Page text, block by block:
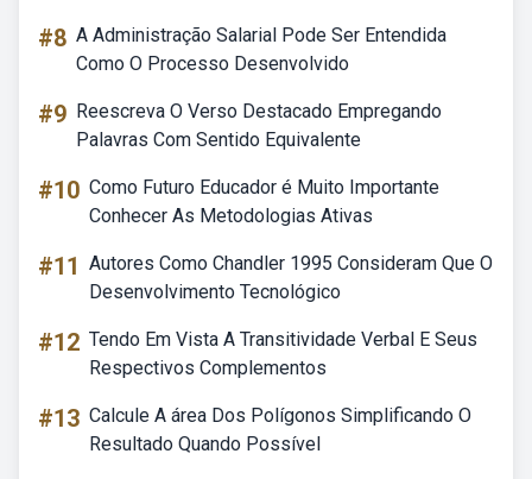
#8 A Administração Salarial Pode Ser Entendida
Como O Processo Desenvolvido
#9 Reescreva O Verso Destacado Empregando
Palavras Com Sentido Equivalente
#10 Como Futuro Educador é Muito Importante
Conhecer As Metodologias Ativas
#11 Autores Como Chandler 1995 Consideram Que O
Desenvolvimento Tecnológico
#12 Tendo Em Vista A Transitividade Verbal E Seus
Respectivos Complementos
#13 Calcule A área Dos Polígonos Simplificando O
Resultado Quando Possível